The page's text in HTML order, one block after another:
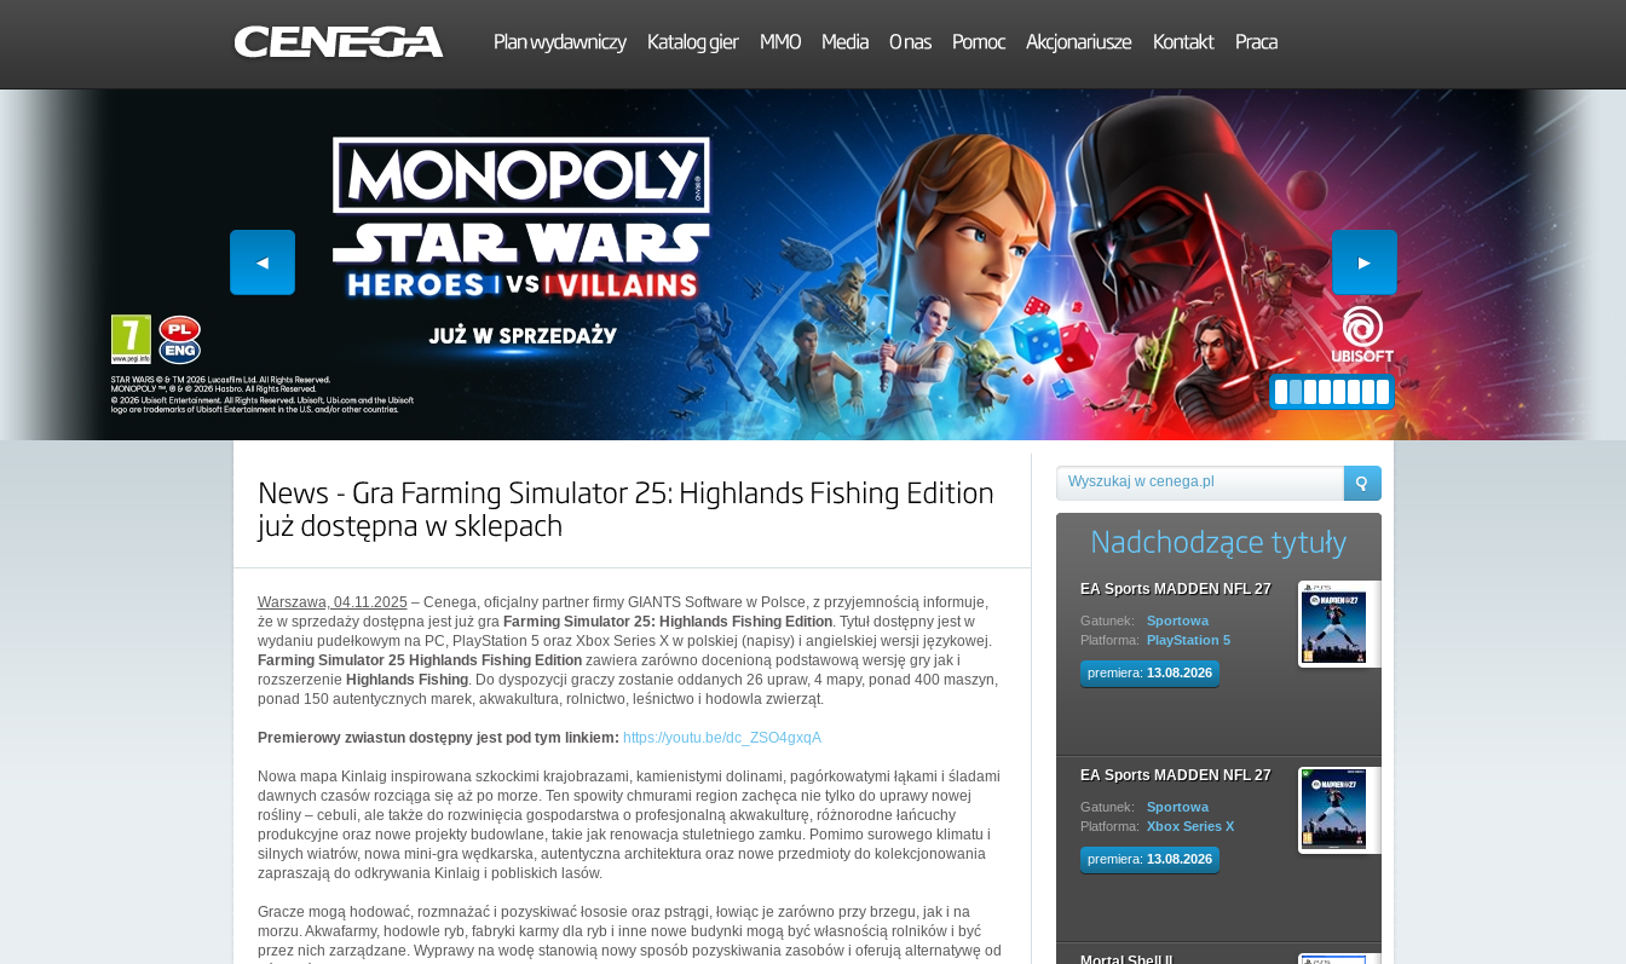
Warszawa, 04.11.2025 – Cenega, oficjalny partner firmy GIANTS Software w Polsce, z przyjemnością informuje,
że w sprzedaży dostępna jest już gra Farming Simulator 25: Highlands Fishing Edition. Tytuł dostępny jest w
wydaniu pudełkowym na PC, PlayStation 5 oraz Xbox Series X w polskiej (napisy) i angielskiej wersji językowej.
Farming Simulator 25 Highlands Fishing Editionzawiera zarówno docenioną podstawową wersję gry jak i
rozszerzenie Highlands Fishing. Do dyspozycji graczy zostanie oddanych 26 upraw, 4 mapy, ponad 400 maszyn,
ponad 150 autentycznych marek, akwakultura, rolnictwo, leśnictwo i hodowla zwierząt.
Premierowy zwiastun dostępny jest pod tym linkiem: https://youtu.be/dc_ZSO4gxqA
Nowa mapa Kinlaig inspirowana szkockimi krajobrazami, kamienistymi dolinami, pagórkowatymi łąkami i śladami
dawnych czasów rozciąga się aż po morze. Ten spowity chmurami region zachęca nie tylko do uprawy nowej
rośliny – cebuli, ale także do rozwinięcia gospodarstwa o profesjonalną akwakulturę, różnorodne łańcuchy
produkcyjne oraz nowe projekty budowlane, takie jak renowacja stuletniego zamku. Pomimo surowego klimatu i
silnych wiatrów, nowa mini-gra wędkarska, autentyczna architektura oraz nowe przedmioty do kolekcjonowania
zapraszają do odkrywania Kinlaig i pobliskich lasów.
Gracze mogą hodować, rozmnażać i pozyskiwać łososie oraz pstrągi, łowiąc je zarówno przy brzegu, jak i na
morzu. Akwafarmy, hodowle ryb, fabryki karmy dla ryb i inne nowe budynki mogą być własnością rolników i być
przez nich zarządzane. Wyprawy na wodę stanowią nowy sposób pozyskiwania zasobów i oferują alternatywę od
EA Sports MADDEN NFL 27
Gatunek:
Sportowa
Platforma: PlayStation 5
premiera: 13.08.2026
EA Sports MADDEN NFL 27
Gatunek:
Sportowa
Platforma: Xbox Series X
premiera: 13.08.2026